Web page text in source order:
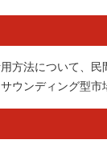
方法について、民
ウンディング型市